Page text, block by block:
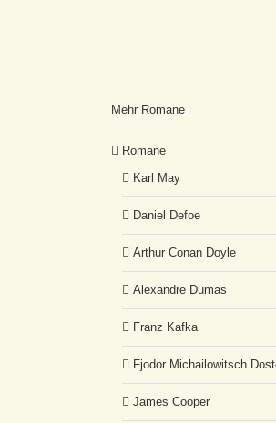
Mehr Romane
Romane
Karl May
Daniel Defoe
Arthur Conan Doyle
Alexandre Dumas
Franz Kafka
Fjodor Michailowitsch
James Cooper